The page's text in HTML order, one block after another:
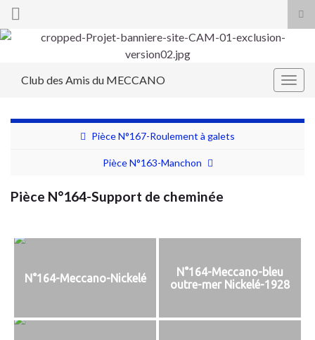
Search for:
Club des Amis du MECCANO
Pièce N°167-Roulement à galets
Pièce N°163-Manchon
Pièce N°164-Support de cheminée
N°164-Meccano-Nickelé
N°164-Meccano-bleu
outre-mer Nickelé-1928